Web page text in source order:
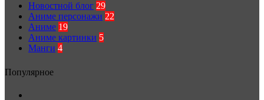
Новостной блог 29
Аниме персонажи 22
Аниме 19
Аниме картинки 5
Манги 4
Популярное